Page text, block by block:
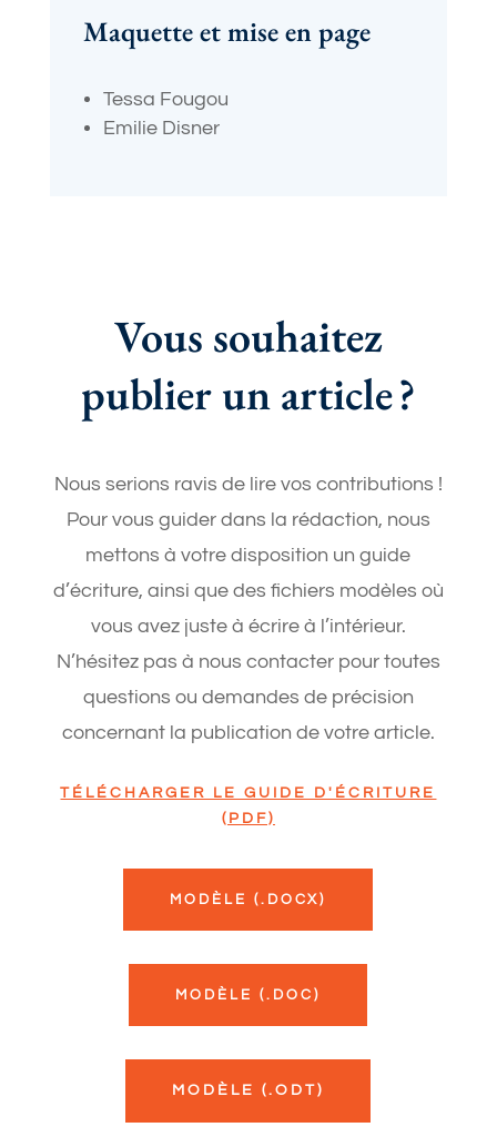
Maquette et mise en page
Tessa Fougou
Emilie Disner
Vous souhaitez
publier un article ?
Nous serions ravis de lire vos contributions !
Pour vous guider dans la rédaction, nous
mettons à votre disposition un guide
d’écriture, ainsi que des fichiers modèles où
vous avez juste à écrire à l’intérieur.
N’hésitez pas à nous contacter pour toutes
questions ou demandes de précision
concernant la publication de votre article.
TÉLÉCHARGER LE GUIDE D'ÉCRITURE
(PDF)
MODÈLE (.DOCX)
MODÈLE (.DOC)
MODÈLE (.ODT)